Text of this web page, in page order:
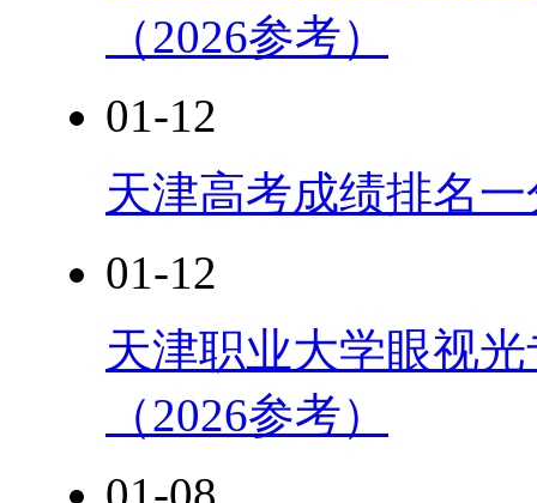
（2026参考）
01-12
天津高考成绩排名
01-12
天津职业大学眼视
（2026参考）